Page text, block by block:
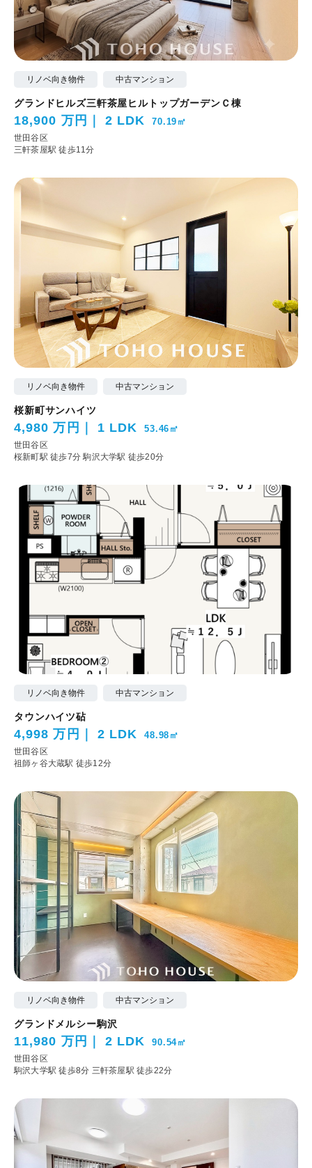
リノベ向き物件 中古マンション
グランドヒルズ三軒茶屋ヒルトップガーデンＣ棟
18,900 万円 2 LDK 70.19㎡
世田谷区
三軒茶屋駅 徒歩11分
リノベ向き物件 中古マンション
桜新町サンハイツ
4,980 万円 1 LDK 53.46㎡
世田谷区
桜新町駅 徒歩7分駒沢大学駅 徒歩20分
リノベ向き物件 中古マンション
タウンハイツ砧
4,998 万円 2 LDK 48.98㎡
世田谷区
祖師ヶ谷大蔵駅 徒歩12分
リノベ向き物件 中古マンション
グランドメルシー駒沢
11,980 万円 2 LDK 90.54㎡
世田谷区
駒沢大学駅 徒歩8分 三軒茶屋駅 徒歩22分